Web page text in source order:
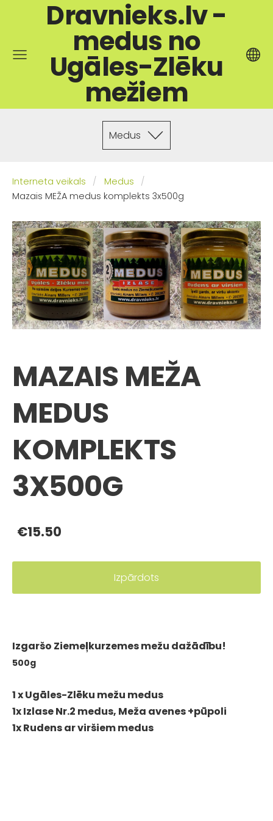
Dravnieks.lv -
medus no
Ugāles-Zlēku
mežiem
Medus
Interneta veikals
Medus
Mazais MEŽA medus komplekts 3x500g
MAZAIS MEŽA
MEDUS
KOMPLEKTS
3X500G
€15.50
Izpārdots
Izgaršo Ziemeļkurzemes mežu dažādību!
500g
1 x Ugāles-Zlēku mežu medus
1x Izlase Nr.2 medus, Meža avenes +pūpoli
1x Rudens ar viršiem medus